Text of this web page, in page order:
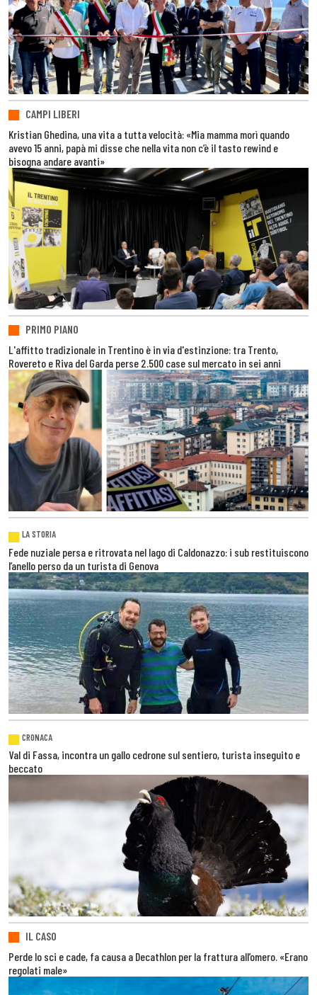
CAMPI LIBERI
Kristian Ghedina, una vita a tutta velocità: «Mia mamma morì quando
avevo 15 anni, papà mi disse che nella vita non c’è il tasto rewind e
bisogna andare avanti»
PRIMO PIANO
L'affitto tradizionale in Trentino è in via d'estinzione: tra Trento,
Rovereto e Riva del Garda perse 2.500 case sul mercato in sei anni
LA STORIA
Fede nuziale persa e ritrovata nel lago di Caldonazzo: i sub restituiscono
l’anello perso da un turista di Genova
CRONACA
Val di Fassa, incontra un gallo cedrone sul sentiero, turista inseguito e
beccato
IL CASO
Perde lo sci e cade, fa causa a Decathlon per la frattura all’omero. «Erano
regolati male»